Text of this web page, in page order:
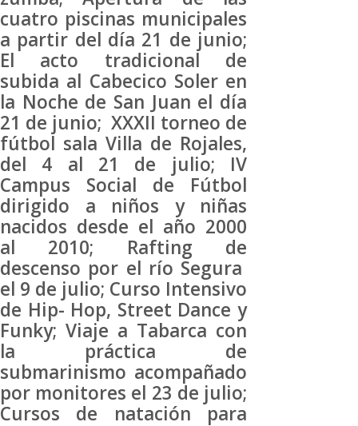
cuatro piscinas municipales
a partir del día 21 de junio;
El acto tradicional de
subida al Cabecico Soler en
la Noche de San Juan el día
21 de junio; XXXII torneo de
fútbol sala Villa de Rojales,
del 4 al 21 de julio; IV
Campus Social de Fútbol
dirigido a niños y niñas
nacidos desde el año 2000
al 2010; Rafting de
descenso por el río Segura
el 9 de julio; Curso Intensivo
de Hip- Hop, Street Dance y
Funky; Viaje a Tabarca con
la práctica de
submarinismo acompañado
por monitores el 23 de julio;
Cursos de natación para